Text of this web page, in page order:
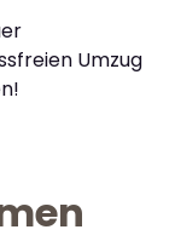
Umzug